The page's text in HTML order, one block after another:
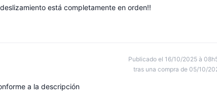
está completamente en orden!!
Publicado el 16/10/2025 à
tras una compra de 05/10/
a la descripción